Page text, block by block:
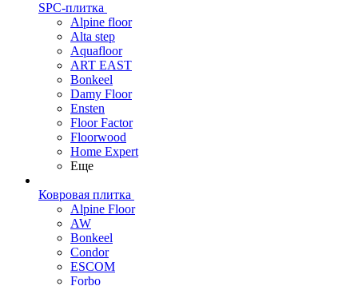
SPC-плитка
Alpine floor
Alta step
Aquafloor
ART EAST
Bonkeel
Damy Floor
Ensten
Floor Factor
Floorwood
Home Expert
Еще
Ковровая плитка
Alpine Floor
AW
Bonkeel
Condor
ESCOM
Forbo